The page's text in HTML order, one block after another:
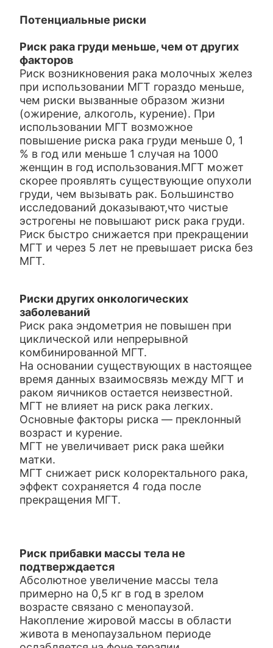
Потенциальные риски
Риск рака груди меньше, чем от других
факторов
Риск возникновения рака молочных желез
при использовании МГТ гораздо меньше,
чем риски вызванные образом жизни
(ожирение, алкоголь, курение). При
использовании МГТ возможное
повышение риска рака груди меньше 0, 1
% в год или меньше 1 случая на 1000
женщин в год использования.МГТ может
скорее проявлять существующие опухоли
груди, чем вызывать рак. Большинство
исследований доказывают,что чистые
эстрогены не повышают риск рака груди.
Риск быстро снижается при прекращении
МГТ и через 5 лет не превышает риска без
МГТ.
Риски других онкологических
заболеваний
Риск рака эндометрия не повышен при
циклической или непрерывной
комбинированной МГТ.
На основании существующих в настоящее
время данных взаимосвязь между МГТ и
раком яичников остается неизвестной.
МГТ не влияет на риск рака легких.
Основные факторы риска — преклонный
возраст и курение.
МГТ не увеличивает риск рака шейки
матки.
МГТ снижает риск колоректального рака,
эффект сохраняется 4 года после
прекращения МГТ.
Риск прибавки массы тела не
подтверждается
Абсолютное увеличение массы тела
примерно на 0,5 кг в год в зрелом
возрасте связано с менопаузой.
Накопление жировой массы в области
живота в менопаузальном периоде